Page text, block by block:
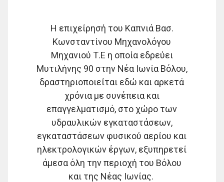
Η επιχείρησή του Καπνιά Βασ.
Κωνσταντίνου Μηχανολόγου
Μηχανιού Τ.Ε η οποία εδρεύει
Μυτιλήνης 90 στην Νέα Ιωνία Βόλου,
δραστηριοποιείται εδώ και αρκετά
χρόνια με συνέπεια και
επαγγελματισμό, στο χώρο των
υδραυλικών εγκαταστάσεων,
εγκαταστάσεων φυσικού αερίου και
ηλεκτρολογικών έργων, εξυπηρετεί
άμεσα όλη την περιοχή του Βόλου
και της Νέας Ιωνίας.